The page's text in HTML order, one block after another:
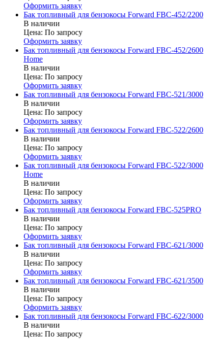
Оформить заявку
Бак топливный для бензокосы Forward FBC-452/2200
В наличии
Цена: По запросу
Оформить заявку
Бак топливный для бензокосы Forward FBC-452/2600
Home
В наличии
Цена: По запросу
Оформить заявку
Бак топливный для бензокосы Forward FBC-521/3000
В наличии
Цена: По запросу
Оформить заявку
Бак топливный для бензокосы Forward FBC-522/2600
В наличии
Цена: По запросу
Оформить заявку
Бак топливный для бензокосы Forward FBC-522/3000
Home
В наличии
Цена: По запросу
Оформить заявку
Бак топливный для бензокосы Forward FBC-525PRO
В наличии
Цена: По запросу
Оформить заявку
Бак топливный для бензокосы Forward FBC-621/3000
В наличии
Цена: По запросу
Оформить заявку
Бак топливный для бензокосы Forward FBC-621/3500
В наличии
Цена: По запросу
Оформить заявку
Бак топливный для бензокосы Forward FBC-622/3000
В наличии
Цена: По запросу